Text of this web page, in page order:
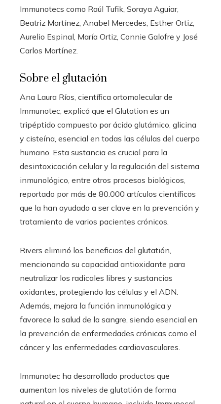
Immunotecs como Raúl Tufik, Soraya Aguiar,
Beatriz Martínez, Anabel Mercedes, Esther Ortiz,
Aurelio Espinal, María Ortiz, Connie Galofre y José
Carlos Martínez.
Sobre el glutación
Ana Laura Ríos, científica ortomolecular de
Immunotec, explicó que el Glutation es un
tripéptido compuesto por ácido glutámico, glicina
y cisteína, esencial en todas las células del cuerpo
humano. Esta sustancia es crucial para la
desintoxicación celular y la regulación del sistema
inmunológico, entre otros procesos biológicos,
reportado por más de 80.000 artículos científicos
que la han ayudado a ser clave en la prevención y
tratamiento de varios pacientes crónicos.
Rivers eliminó los beneficios del glutatión,
mencionando su capacidad antioxidante para
neutralizar los radicales libres y sustancias
oxidantes, protegiendo las células y el ADN.
Además, mejora la función inmunológica y
favorece la salud de la sangre, siendo esencial en
la prevención de enfermedades crónicas como el
cáncer y las enfermedades cardiovasculares.
Immunotec ha desarrollado productos que
aumentan los niveles de glutatión de forma